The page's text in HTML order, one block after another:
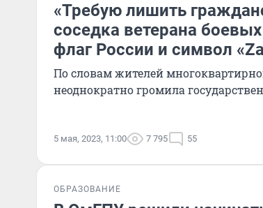
«Требую лишить
соседка ветерана
флаг России и символ
По словам жителей
неоднократно громила
5 мая, 2023, 11:00 7 795 55
ОБРАЗОВАНИЕ